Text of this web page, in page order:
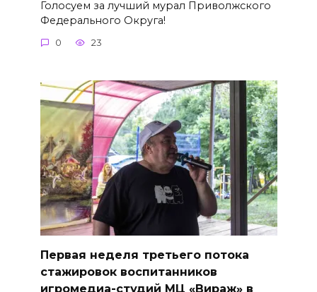
Голосуем за лучший мурал Приволжского
Федерального Округа!
0 23
Первая неделя третьего потока
стажировок воспитанников
игромедиа-студий МЦ «Вираж» в